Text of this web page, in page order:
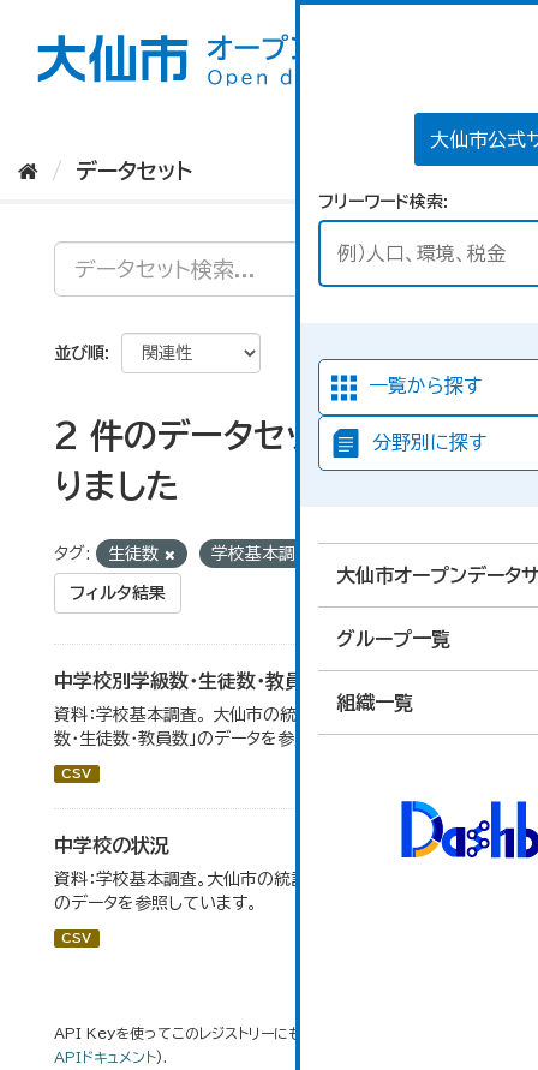
大仙市公式
フリーワード検索
一覧から探す
分野別に探す
大仙市オープンデータ
グループ一覧
組織一覧
データセット
並び順
2 件のデータセットが見つか
りました
タグ: 生徒数 学校基本調査
フィルタ結果
中学校別学級数・生徒数・教員数
資料：学校基本調査。 大仙市の統計「14-6 中学校別学級
数・生徒数・教員数」のデータを参照しています。
CSV
中学校の状況
資料：学校基本調査。大仙市の統計「14-5 中学校の状況」
のデータを参照しています。
CSV
API Keyを使ってこのレジストリーにもアクセス可能です
APIドキュメント).